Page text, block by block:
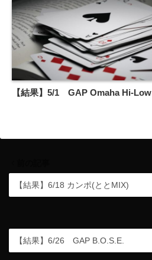
【結果】5/1 GAP Omaha Hi-Low
【結果】6/18 カンポ(ととMIX)
【結果】6/26 GAP B.O.S.E.